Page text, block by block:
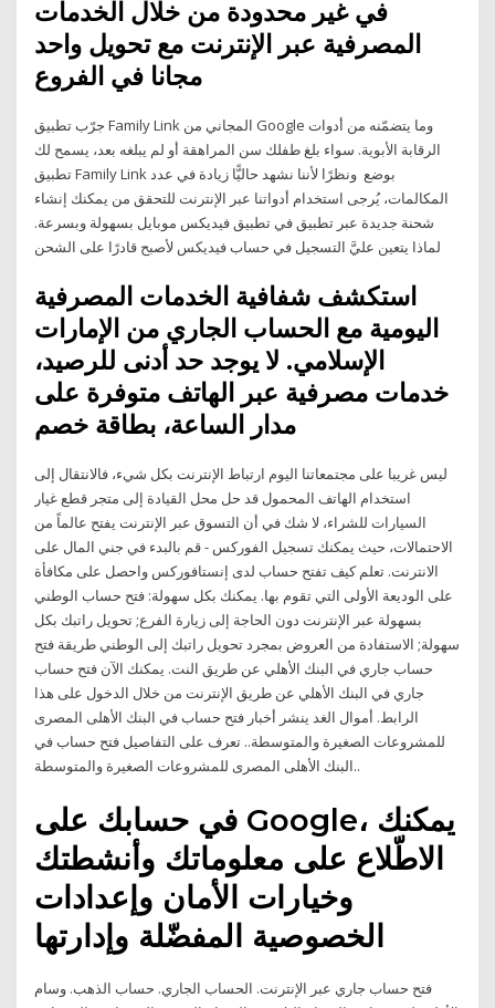
في غير محدودة من خلال الخدمات
المصرفية عبر الإنترنت مع تحويل واحد
‏جرّب تطبيق Family Link المجاني من Google وما يتضمّنه من أدوات
الرقابة الأبوية. سواء بلغ طفلك سن المراهقة أو لم يبلغه بعد، يسمح لك
تطبيق Family Link بوضع ونظرًا لأننا نشهد حاليًّا زيادة في عدد
المكالمات، يُرجى استخدام أدواتنا عبر الإنترنت للتحقق من يمكنك إنشاء
شحنة جديدة عبر تطبيق في تطبيق فيديكس موبايل بسهولة وبسرعة.
لماذا يتعين عليَّ التسجيل في حساب فيديكس لأصبح قادرًا على الشحن
استكشف شفافية الخدمات المصرفية
اليومية مع الحساب الجاري من الإمارات
الإسلامي. لا يوجد حد أدنى للرصيد،
خدمات مصرفية عبر الهاتف متوفرة على
ليس غريبا على مجتمعاتنا اليوم ارتباط الإنترنت بكل شيء، فالانتقال إلى
استخدام الهاتف المحمول قد حل محل القيادة إلى متجر قطع غيار
السيارات للشراء، لا شك في أن التسوق عبر الإنترنت يفتح عالماً من
الاحتمالات، حيث يمكنك تسجيل الفوركس - قم بالبدء في جني المال على
الانترنت. تعلم كيف تفتح حساب لدى إنستافوركس واحصل على مكافأة
على الوديعة الأولى التي تقوم بها. يمكنك بكل سهولة: فتح حساب الوطني
بسهولة عبر الإنترنت دون الحاجة إلى زيارة الفرع; تحويل راتبك بكل
سهولة; الاستفادة من العروض بمجرد تحويل راتبك إلى الوطني طريقة فتح
حساب جاري في البنك الأهلي عن طريق النت. يمكنك الآن فتح حساب
جاري في البنك الأهلي عن طريق الإنترنت من خلال الدخول على هذا
الرابط. أموال الغد ينشر أخبار فتح حساب في البنك الأهلى المصرى
للمشروعات الصغيرة والمتوسطة.. تعرف على التفاصيل فتح حساب في
البنك الأهلى المصرى للمشروعات الصغيرة والمتوسطة..
في حسابك على Google، يمكنك
الاطّلاع على معلوماتك وأنشطتك
وخيارات الأمان وإعدادات
الخصوصية المفضّلة وإدارتها
فتح حساب جاري عبر الإنترنت. الحساب الجاري. حساب الذهب. وسام